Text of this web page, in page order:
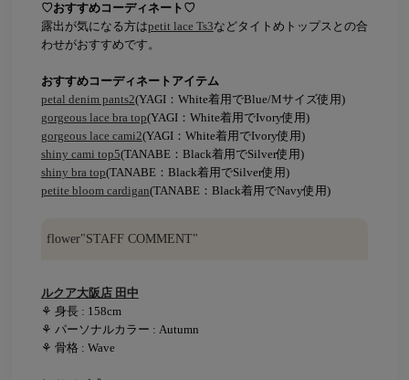
♡おすすめコーディネート♡
露出が気になる方はpetit lace Ts3などタイトめトップスとの合
わせがおすすめです。
おすすめコーディネートアイテム
petal denim pants2(YAGI：White着用でBlue/Mサイズ使用)
gorgeous lace bra top(YAGI：White着用でIvory使用)
gorgeous lace cami2(YAGI：White着用でIvory使用)
shiny cami top5(TANABE：Black着用でSilver使用)
shiny bra top(TANABE：Black着用でSilver使用)
petite bloom cardigan(TANABE：Black着用でNavy使用)
flower"STAFF COMMENT"
ルクア大阪店 田中
⚘ 身長 : 158cm
⚘ パーソナルカラー : Autumn
⚘ 骨格 : Wave